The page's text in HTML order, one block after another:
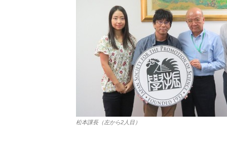
松本課長（左から2人目）